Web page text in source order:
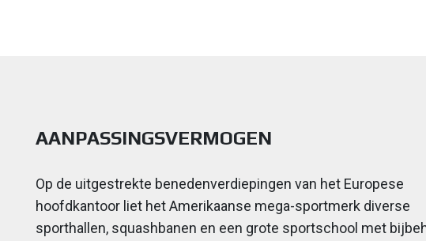
AANPASSINGSVERMOGEN
Op de uitgestrekte benedenverdiepingen van het Europese
hoofdkantoor liet het Amerikaanse mega-sportmerk diverse
sporthallen, squashbanen en een grote sportschool met